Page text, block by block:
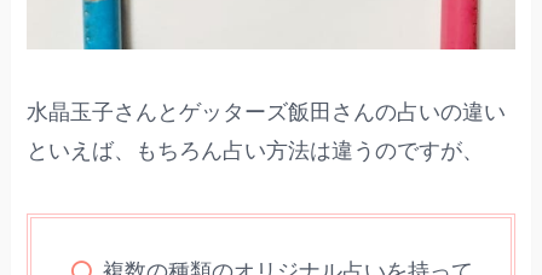
水晶玉子さんとゲッターズ飯田さんの占いの違い
といえば、もちろん占い方法は違うのですが、